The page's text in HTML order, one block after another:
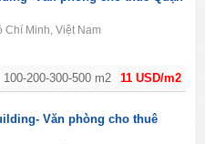
11 USD/m2
100-200-300-500 m2
Chí Minh, Việt Nam
Văn phòng cho thuê